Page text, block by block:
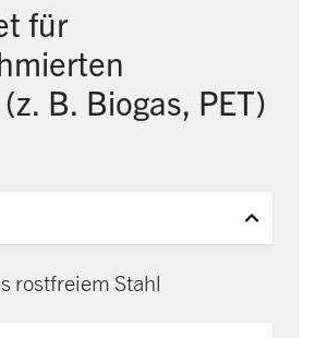
für
(z. B. Biogas, PET)
rostfreiem Stahl